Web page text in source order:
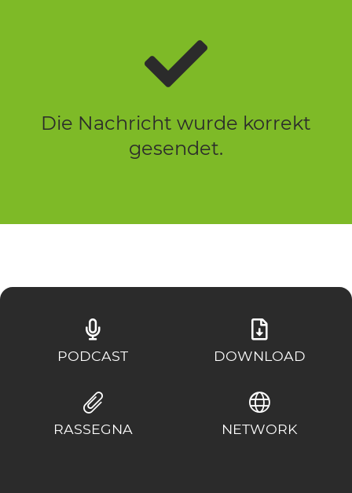
Die Nachricht wurde korrekt
gesendet.
PODCAST DOWNLOAD
RASSEGNA NETWORK